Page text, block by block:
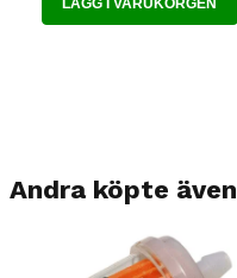
LÄGG I VARUKORGEN
Andra köpte även